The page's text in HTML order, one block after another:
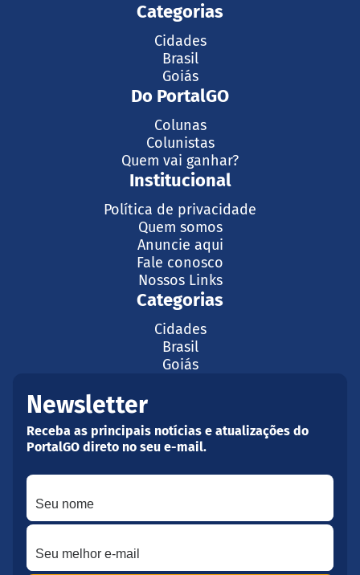
Categorias
Cidades
Brasil
Goiás
Do PortalGO
Colunas
Colunistas
Quem vai ganhar?
Institucional
Política de privacidade
Quem somos
Anuncie aqui
Fale conosco
Nossos Links
Categorias
Cidades
Brasil
Goiás
Newsletter
Receba as principais notícias e atualizações do
PortalGO direto no seu e-mail.
Seu nome
Seu melhor e-mail